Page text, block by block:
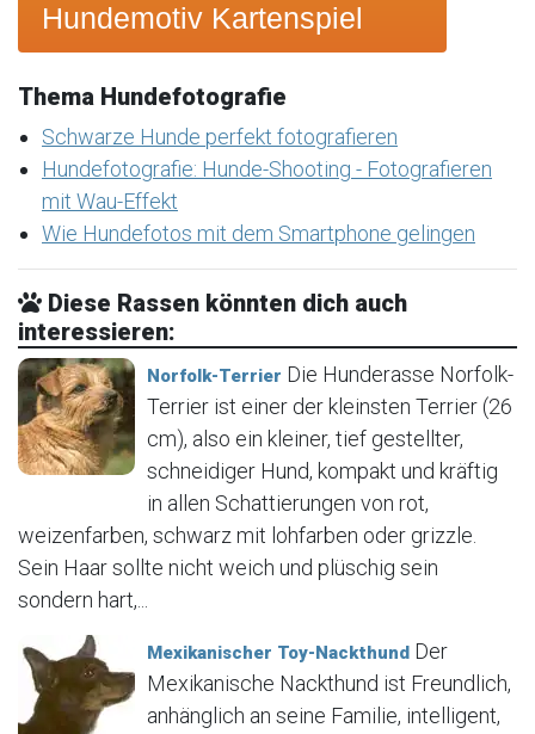
Hundemotiv Kartenspiel
Thema Hundefotografie
Schwarze Hunde perfekt fotografieren
Hundefotografie: Hunde-Shooting - Fotografieren
mit Wau-Effekt
Wie Hundefotos mit dem Smartphone gelingen
Diese Rassen könnten dich auch
interessieren:
Norfolk-Terrier Die Hunderasse Norfolk-
Terrier ist einer der kleinsten Terrier (26
cm), also ein kleiner, tief gestellter,
schneidiger Hund, kompakt und kräftig
in allen Schattierungen von rot,
weizenfarben, schwarz mit lohfarben oder grizzle.
Sein Haar sollte nicht weich und plüschig sein
sondern hart,...
Mexikanischer Toy-Nackthund Der
Mexikanische Nackthund ist Freundlich,
anhänglich an seine Familie, intelligent,